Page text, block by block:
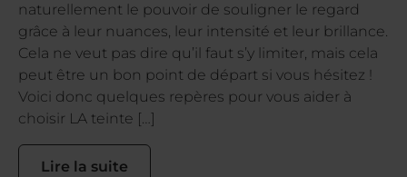
naturellement le pouvoir de souligner le regard
grâce à leur nuances, leur intensité et leur brillance.
Cela ne veut pas dire qu’il faut s’y limiter, mais cela
peut être un bon point de départ si vous hésitez !
Voici donc quelques repères pour vous aider à
choisir LA teinte […]
Lire la suite